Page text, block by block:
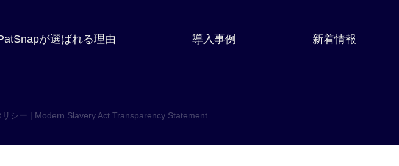
が選ばれる理由 導入事例 新着情報
シー | Modern Slavery Act Transparency Statement